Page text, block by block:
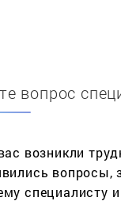
вопрос
возникли
вопросы,
специалисту